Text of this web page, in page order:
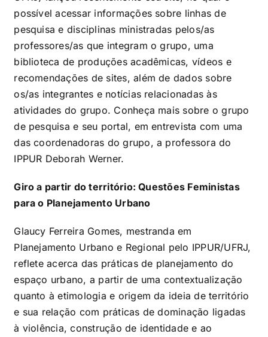
possível acessar informações sobre linhas de
pesquisa e disciplinas ministradas pelos/as
professores/as que integram o grupo, uma
biblioteca de produções acadêmicas, vídeos e
recomendações de sites, além de dados sobre
os/as integrantes e notícias relacionadas às
atividades do grupo. Conheça mais sobre o grupo
de pesquisa e seu portal, em entrevista com uma
das coordenadoras do grupo, a professora do
IPPUR Deborah Werner.
Giro a partir do território: Questões Feministas
para o Planejamento Urbano
Glaucy Ferreira Gomes, mestranda em
Planejamento Urbano e Regional pelo IPPUR/UFRJ,
reflete acerca das práticas de planejamento do
espaço urbano, a partir de uma contextualização
quanto à etimologia e origem da ideia de território
e sua relação com práticas de dominação ligadas
à violência, construção de identidade e ao